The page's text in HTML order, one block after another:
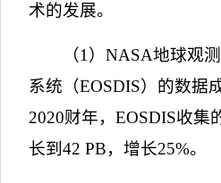
术的发展。
（1 ） NASA地球观
系统（EOSDIS）的数据
2020财年，EOSDIS收集
长到42 PB，增长25%。